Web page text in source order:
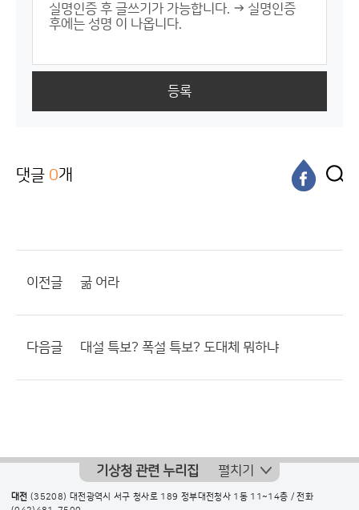
등록
댓글 0개
이전글 굶 어라
다음글 대설 특보? 폭설 특보? 도대체 뭐하냐
기상청 관련 누리집 펼치기
대전 (35208) 대전광역시 서구 청사로 189 정부대전청사 1동 11~14층 / 전화